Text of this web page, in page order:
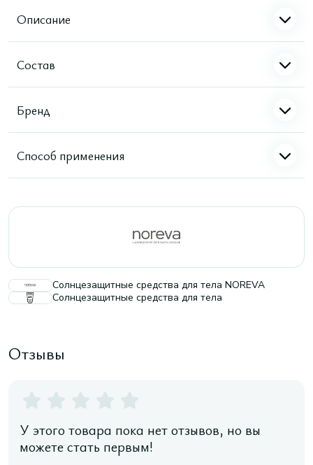
Описание
Состав
Бренд
Способ применения
Солнцезащитные средства для тела NOREVA
Солнцезащитные средства для тела
Отзывы
У этого товара пока нет отзывов, но вы
можете стать первым!